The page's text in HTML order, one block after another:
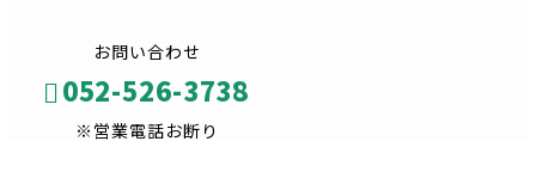
お問い合わせ
052-526-3738
※営業電話お断り